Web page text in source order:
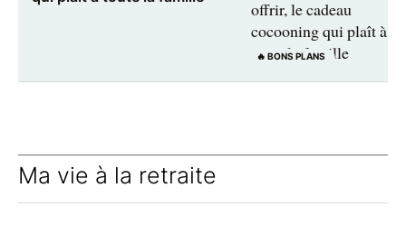
🔥 BONS PLANS
Ma vie à la retraite